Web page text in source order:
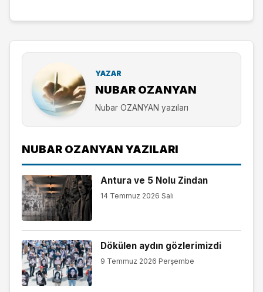
YAZAR
NUBAR OZANYAN
Nubar OZANYAN yazıları
NUBAR OZANYAN YAZILARI
Antura ve 5 Nolu Zindan
14 Temmuz 2026 Salı
Dökülen aydın gözlerimizdi
9 Temmuz 2026 Perşembe